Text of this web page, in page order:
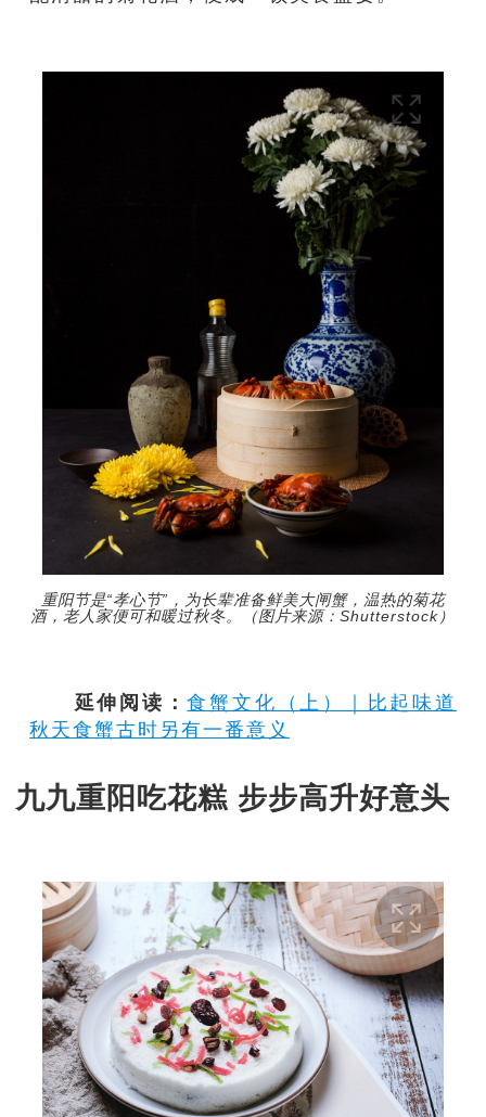
重阳节是“孝心节”，为长辈准备鲜美大闸蟹，温热的菊花
酒，老人家便可和暖过秋冬。（图片来源：Shutterstock）
延伸阅读：食蟹文化（上）｜比起味道
秋天食蟹古时另有一番意义
九九重阳吃花糕 步步高升好意头